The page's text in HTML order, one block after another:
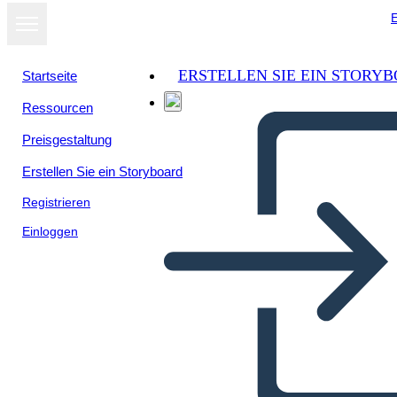
Startseite
Ressourcen
Preisgestaltung
Erstellen Sie ein Storyboard
Registrieren
Einloggen
ERSTELLEN SIE EIN